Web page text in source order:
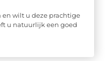
en wilt u deze prachtige
u natuurlijk een goed